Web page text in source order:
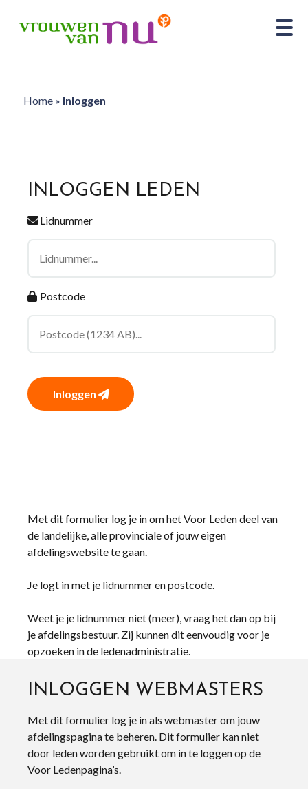
Home» Inloggen
INLOGGEN LEDEN
Lidnummer
Postcode
Inloggen
Met dit formulier log je in om het Voor Leden deel van
de landelijke, alle provinciale of jouw eigen
afdelingswebsite te gaan.
Je logt in met je lidnummer en postcode.
Weet je je lidnummer niet (meer), vraag het dan op bij
je afdelingsbestuur. Zij kunnen dit eenvoudig voor je
opzoeken in de ledenadministratie.
INLOGGEN WEBMASTERS
Met dit formulier log je in als webmaster om jouw
afdelingspagina te beheren. Dit formulier kan niet
door leden worden gebruikt om in te loggen op de
Voor Ledenpagina’s.